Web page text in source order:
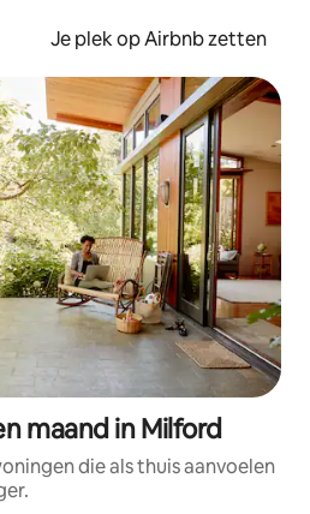
Je plek op Airbnb zetten
maand in Milford
die als thuis aanvoelen